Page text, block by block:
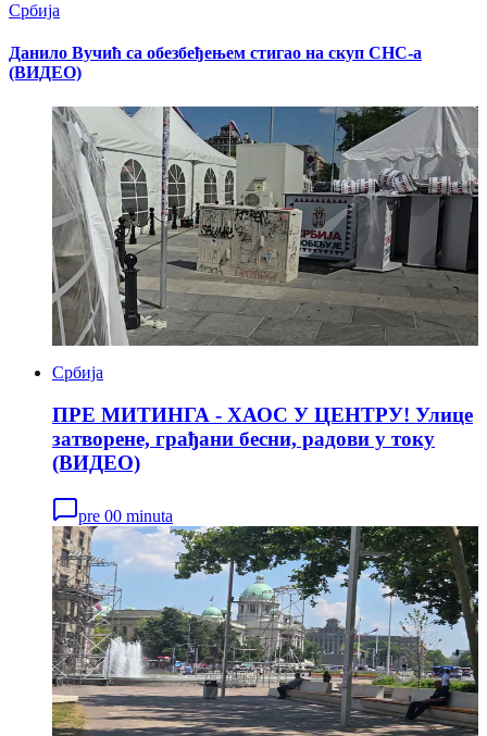
Србија
Данило Вучић са обезбеђењем стигао на скуп СНС-а
(ВИДЕО)
Србија
ПРЕ МИТИНГА - ХАОС У ЦЕНТРУ! Улице
затворене, грађани бесни, радови у току
(ВИДЕО)
pre 00 minuta